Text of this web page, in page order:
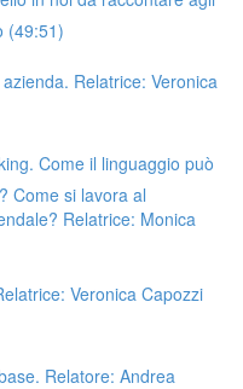
(49:51)
Relatrice: Veronica
Come il linguaggio può
Come si lavora al
Relatrice: Monica
Veronica Capozzi
Relatore: Andrea